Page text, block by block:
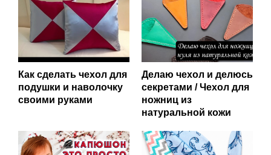
Как сделать чехол для
подушки и наволочку
своими руками
Делаю чехол и делюсь
секретами / Чехол для
ножниц из
натуральной кожи